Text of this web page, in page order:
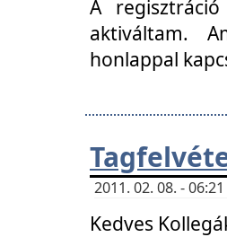
A
aktiváltam.
honlappal
2011. 02. 08. -
Kedves